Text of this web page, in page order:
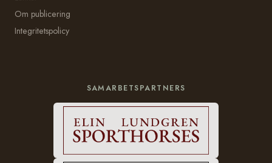
Om publicering
Integritetspolicy
SAMARBETSPARTNERS